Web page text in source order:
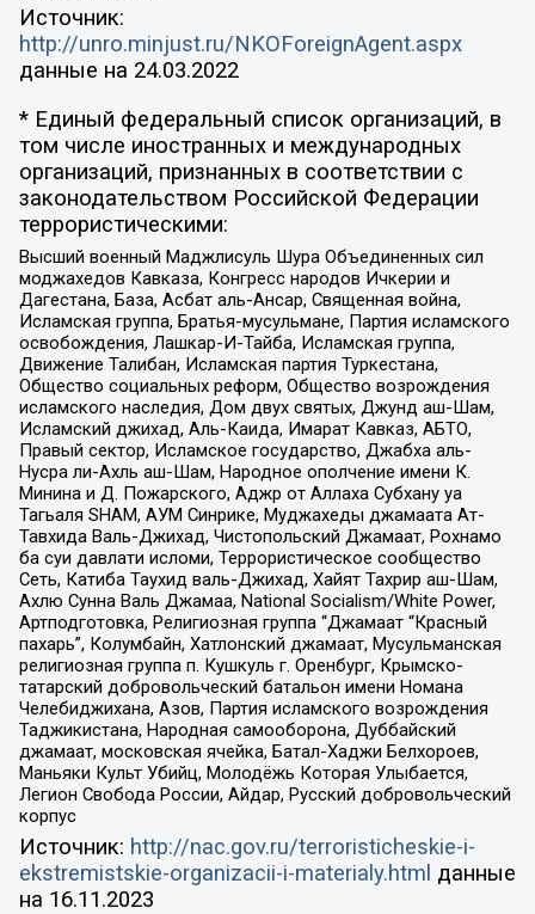
Источник:
http://unro.minjust.ru/NKOForeignAgent.aspx
данные на 24.03.2022
* Единый федеральный список организаций, в
том числе иностранных и международных
организаций, признанных в соответствии с
законодательством Российской Федерации
террористическими:
Высший военный Маджлисуль Шура Объединенных сил
моджахедов Кавказа, Конгресс народов Ичкерии и
Дагестана, База, Асбат аль-Ансар, Священная война,
Исламская группа, Братья-мусульмане, Партия исламского
освобождения, Лашкар-И-Тайба, Исламская группа,
Движение Талибан, Исламская партия Туркестана,
Общество социальных реформ, Общество возрождения
исламского наследия, Дом двух святых, Джунд аш-Шам,
Исламский джихад, Аль-Каида, Имарат Кавказ, АБТО,
Правый сектор, Исламское государство, Джабха аль-
Нусра ли-Ахль аш-Шам, Народное ополчение имени К.
Минина и Д. Пожарского, Аджр от Аллаха Субхану уа
Тагьаля SHAM, АУМ Синрике, Муджахеды джамаата Ат-
Тавхида Валь-Джихад, Чистопольский Джамаат, Рохнамо
ба суи давлати исломи, Террористическое сообщество
Сеть, Катиба Таухид валь-Джихад, Хайят Тахрир аш-Шам,
Ахлю Сунна Валь Джамаа, National Socialism/White Power,
Артподготовка, Религиозная группа “Джамаат “Красный
пахарь”, Колумбайн, Хатлонский джамаат, Мусульманская
религиозная группа п. Кушкуль г. Оренбург, Крымско-
татарский добровольческий батальон имени Номана
Челебиджихана, Азов, Партия исламского возрождения
Таджикистана, Народная самооборона, Дуббайский
джамаат, московская ячейка, Батал-Хаджи Белхороев,
Маньяки Культ Убийц, Молодёжь Которая Улыбается,
Легион Свобода России, Айдар, Русский добровольческий
корпус
Источник: http://nac.gov.ru/terroristicheskie-i-
ekstremistskie-organizacii-i-materialy.html данные
на 16.11.2023